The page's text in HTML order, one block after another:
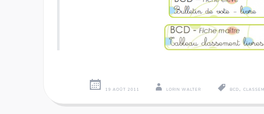
19 AOÛT 2011 LORIN WALTER BCD,